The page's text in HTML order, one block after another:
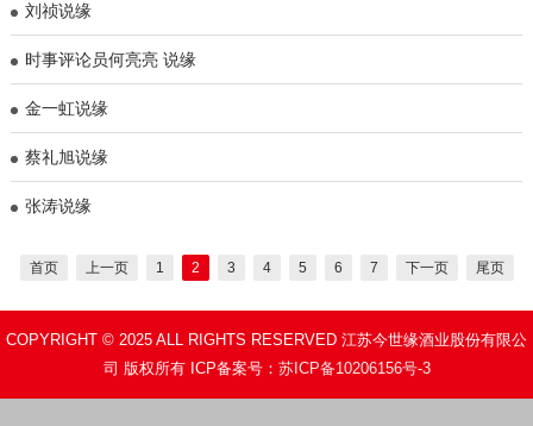
刘祯说缘
时事评论员何亮亮 说缘
​金一虹说缘
蔡礼旭说缘
张涛说缘
首页 上一页 1 2 3 4 5 6 7 下一页 尾页
COPYRIGHT © 2025 ALL RIGHTS RESERVED 江苏今世缘酒业股份有限公
司 版权所有 ICP备案号： 苏ICP备10206156号-3